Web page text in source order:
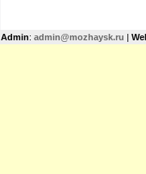
Admin: admin@mozhaysk.ru |